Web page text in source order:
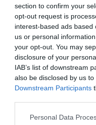
section to confirm your
opt-out request is
interest-based ads
us or personal
your opt-out. You may
disclosure of your
IAB’s list of downstream
also be disclosed by us
Downstream Participants
Personal Data
A partir de las17.00
principal con la visita
piedras, historias y
personajes de época